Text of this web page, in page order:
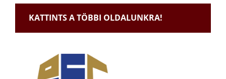
KATTINTS A TÖBBI OLDALUNKRA!